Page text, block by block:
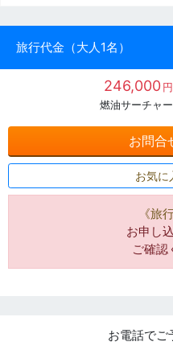
旅行代金（大人1名）
246,000円
燃油サーチャ
お問合
お気に
《旅
お申し
ご確認
お電話でご